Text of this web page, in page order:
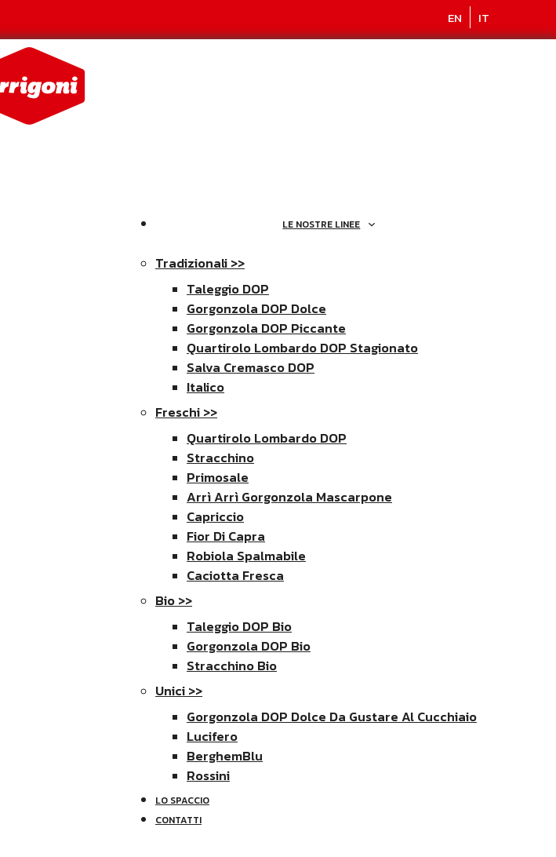
EN IT
LE NOSTRE LINEE
Tradizionali >>
Taleggio DOP
Gorgonzola DOP Dolce
Gorgonzola DOP Piccante
Quartirolo Lombardo DOP Stagionato
Salva Cremasco DOP
Italico
Freschi >>
Quartirolo Lombardo DOP
Stracchino
Primosale
Arrì Arrì Gorgonzola Mascarpone
Capriccio
Fior Di Capra
Robiola Spalmabile
Caciotta Fresca
Bio >>
Taleggio DOP Bio
Gorgonzola DOP Bio
Stracchino Bio
Unici >>
Gorgonzola DOP Dolce Da Gustare Al Cucchiaio
Lucifero
BerghemBlu
Rossini
RICETTE
LO SPACCIO
CONTATTI